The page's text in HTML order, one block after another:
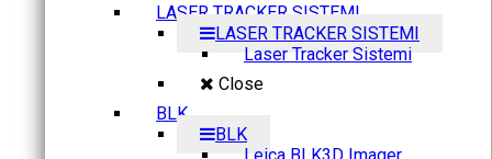
LASER TRACKER SISTEMI
LASER TRACKER SISTEMI
Laser Tracker Sistemi
Close
BLK
BLK